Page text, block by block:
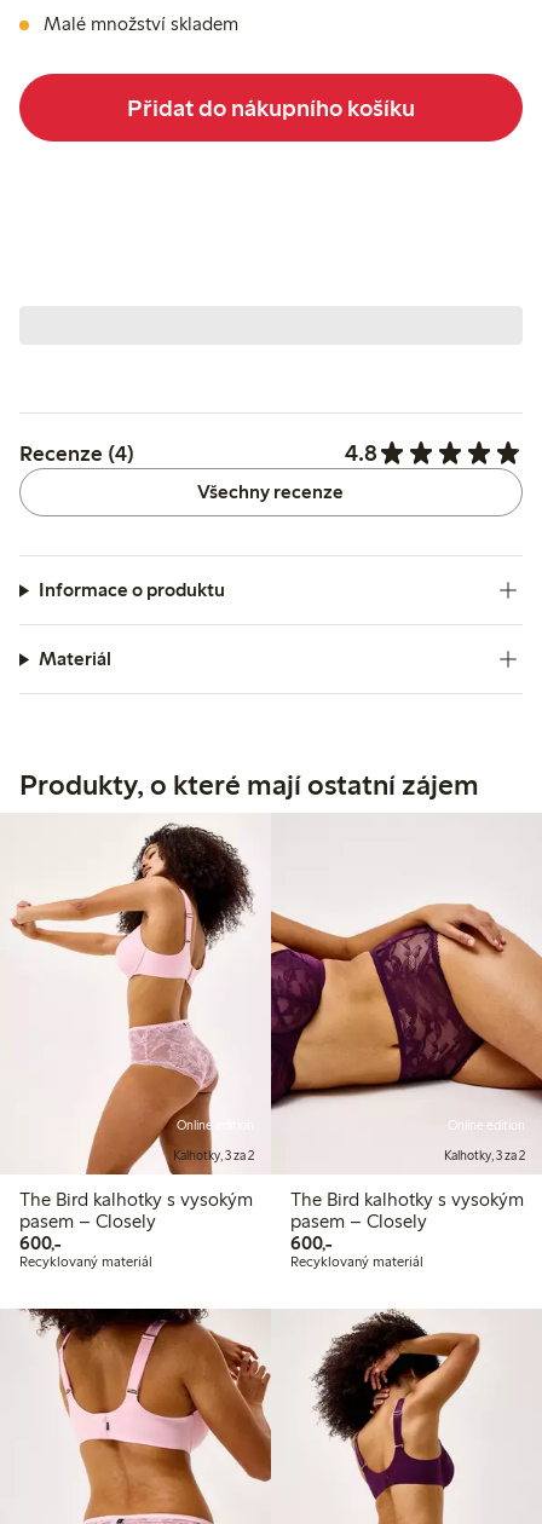
Malé množství skladem
Přidat do nákupního košíku
Recenze (4) 4.8
Všechny recenze
Informace o produktu
Materiál
Produkty, o které mají ostatní zájem
Online edition
Kalhotky, 3 za 2
The Bird kalhotky s vysokým
pasem – Closely
600,-600,00 Kč
Recyklovaný materiál
Online edition
Kalhotky, 3 za 2
The Bird kalhotky s vysokým
pasem – Closely
600,-600,00 Kč
Recyklovaný materiál